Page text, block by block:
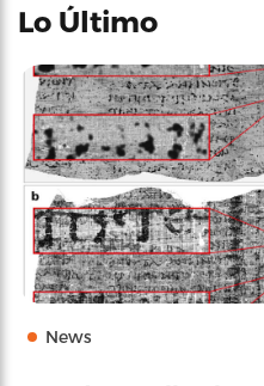
Lo Último
News